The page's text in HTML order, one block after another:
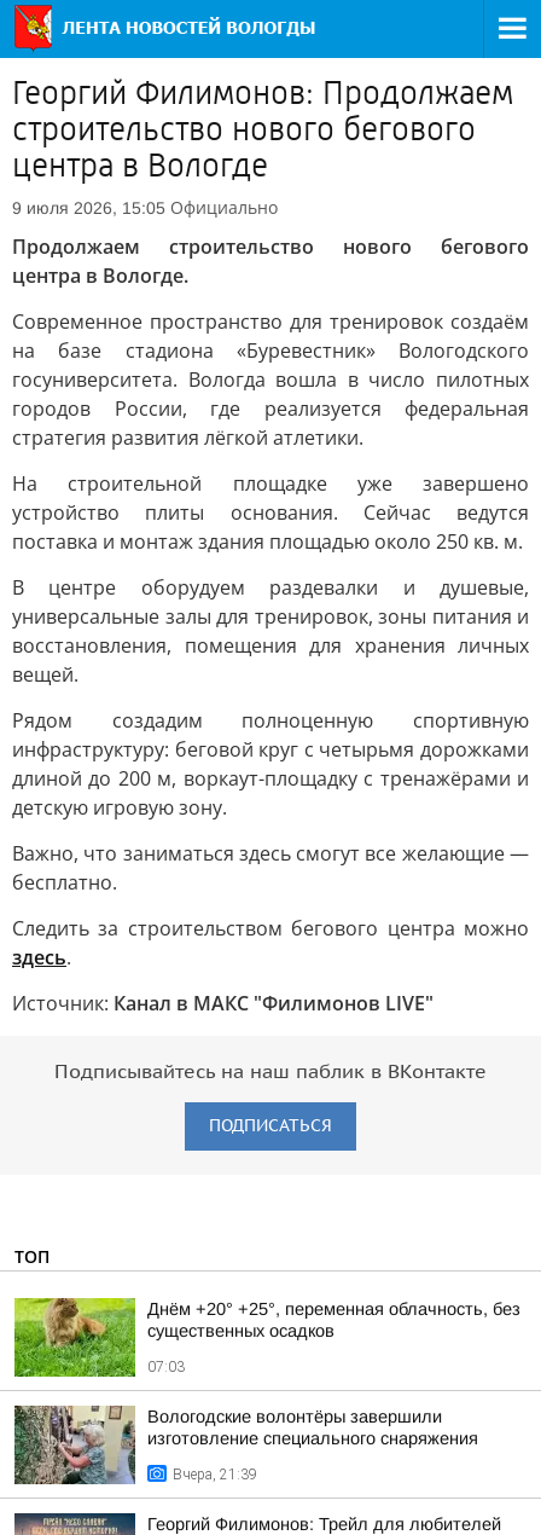
Георгий Филимонов: Продолжаем
строительство нового бегового
центра в Вологде
9 июля 2026, 15:05 Официально
Продолжаем строительство нового бегового
центра в Вологде.
Современное пространство для тренировок создаём
на базе стадиона «Буревестник» Вологодского
госуниверситета. Вологда вошла в число пилотных
городов России, где реализуется федеральная
стратегия развития лёгкой атлетики.
На строительной площадке уже завершено
устройство плиты основания. Сейчас ведутся
поставка и монтаж здания площадью около 250 кв. м.
В центре оборудуем раздевалки и душевые,
универсальные залы для тренировок, зоны питания и
восстановления, помещения для хранения личных
вещей.
Рядом создадим полноценную спортивную
инфраструктуру: беговой круг с четырьмя дорожками
длиной до 200 м, воркаут-площадку с тренажёрами и
детскую игровую зону.
Важно, что заниматься здесь смогут все желающие —
бесплатно.
Следить за строительством бегового центра можно
здесь.
Источник: Канал в МАКС "Филимонов LIVE"
Подписывайтесь на наш паблик в ВКонтакте
ПОДПИСАТЬСЯ
ТОП
Днём +20° +25°, переменная облачность, без
существенных осадков
07:03
Вологодские волонтёры завершили
изготовление специального снаряжения
Вчера, 21:39
Георгий Филимонов: Трейл для любителей